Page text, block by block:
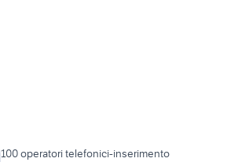
100 operatori telefonici-inserimento